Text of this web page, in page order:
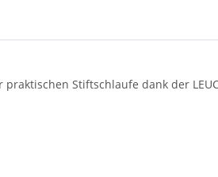
Stiftschlaufe dank der